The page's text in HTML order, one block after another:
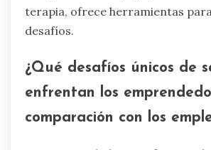
terapia, ofrece herramientas
desafíos.
¿Qué desafíos únicos de
enfrentan los
comparación con los